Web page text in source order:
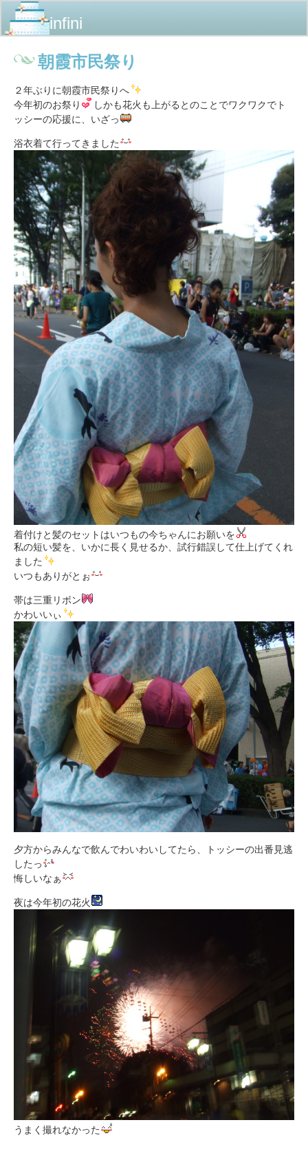
infini
朝霞市民祭り
２年ぶりに朝霞市民祭りへ
今年初のお祭り
しかも花火も上がるとのことでワクワクでト
ッシーの応援に、いざっ
浴衣着て行ってきました
着付けと髪のセットはいつもの今ちゃんにお願いを
私の短い髪を、いかに長く見せるか、試行錯誤して仕上げてくれ
ました
いつもありがとぉ
帯は三重リボン
かわいいぃ
夕方からみんなで飲んでわいわいしてたら、トッシーの出番見逃
したっ
悔しいなぁ
夜は今年初の花火
うまく撮れなかった